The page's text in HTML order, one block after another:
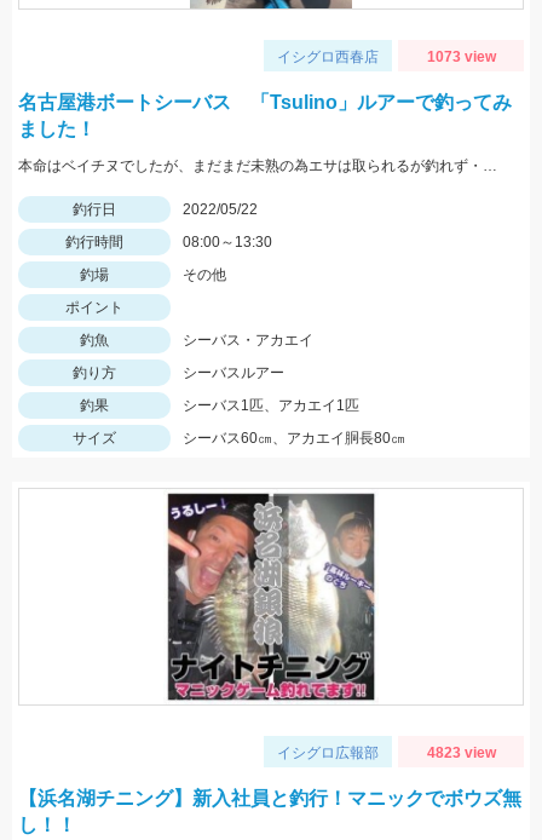
イシグロ西春店 1073 view
名古屋港ボートシーバス 「Tsulino」ルアーで釣ってみ
ました！
本命はベイチヌでしたが、まだまだ未熟の為エサは取られるが釣れず・・・
釣行日
2022/05/22
釣行時間
08:00～13:30
釣場
その他
ポイント
釣魚
シーバス・アカエイ
釣り方
シーバスルアー
釣果
シーバス1匹、アカエイ1匹
サイズ
シーバス60㎝、アカエイ胴長80㎝
イシグロ広報部 4823 view
【浜名湖チニング】新入社員と釣行！マニックでボウズ無
し！！